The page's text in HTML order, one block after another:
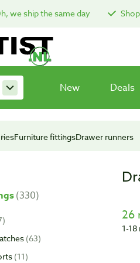
we ship the same day
New Deals
Furniture fittingsDrawer runners
330
63
11
26
1-